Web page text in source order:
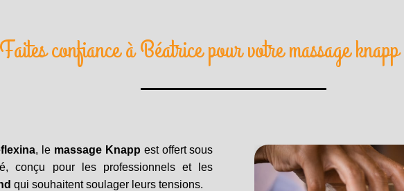
Faites confiance à Béatrice pour votre massage
, le massage Knapp est offert sous
conçu pour les professionnels et les
qui souhaitent soulager leurs tensions.